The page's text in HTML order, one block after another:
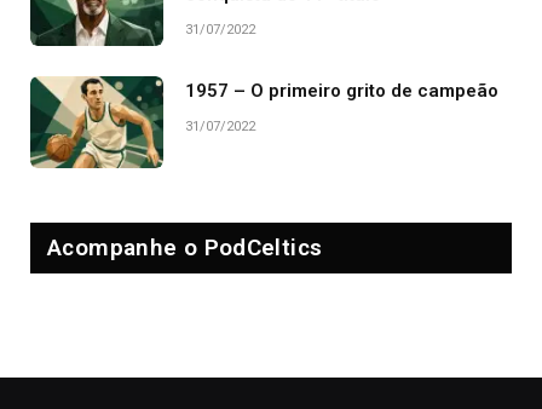
31/07/2022
1957 – O primeiro grito de campeão
31/07/2022
Acompanhe o PodCeltics